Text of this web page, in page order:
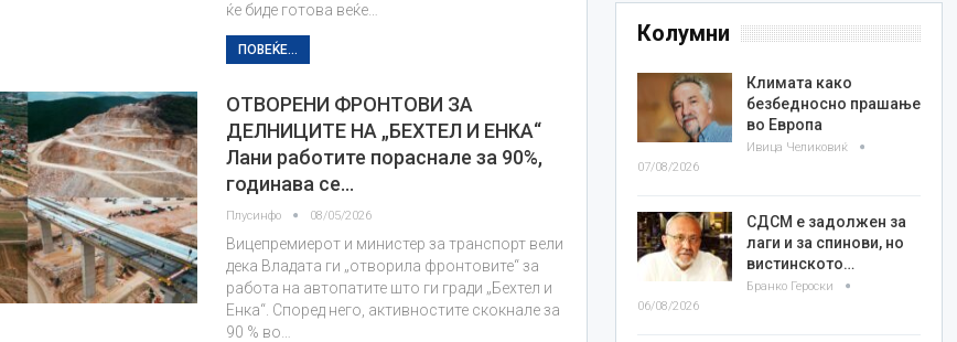
ќе биде готова веќе…
ПОВЕЌЕ...
OTВОРЕНИ ФРОНТОВИ ЗА
ДЕЛНИЦИТЕ НА „БЕХТЕЛ И ЕНКА“
Лани работите пораснале за 90%,
годинава се…
Плусинфо 08/05/2026
Вицепремиерот и министер за транспорт вели
дека Владата ги „отворила фронтовите“ за
работа на автопатите што ги гради „Бехтел и
Енка“. Според него, активностите скокнале за
90 % во…
Колумни
Климата како
безбедносно прашање
во Европа
Ивица Челиковиќ
07/08/2026
СДСМ е задолжен за
лаги и за спинови, но
вистинското…
Бранко Героски
06/08/2026